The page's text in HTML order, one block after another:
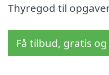
Thyregod til
Få tilbud, gratis